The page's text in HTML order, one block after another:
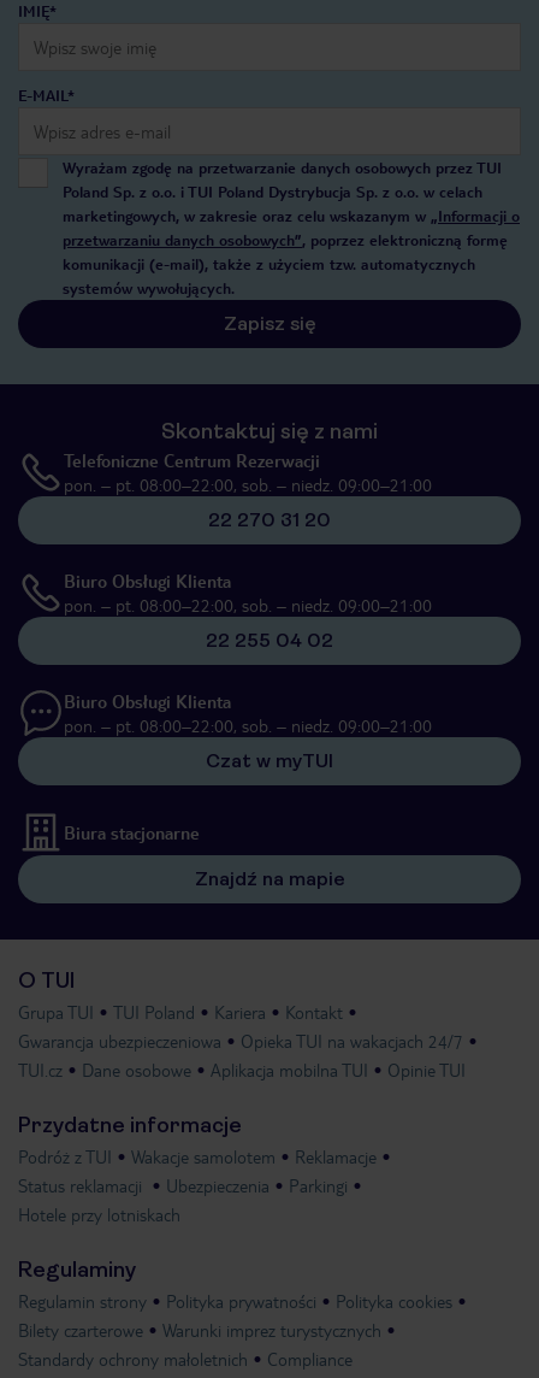
IMIĘ*
E-MAIL*
Wyrażam zgodę na przetwarzanie danych osobowych przez TUI
Poland Sp. z o.o. i TUI Poland Dystrybucja Sp. z o.o. w celach
marketingowych, w zakresie oraz celu wskazanym w „Informacji o
przetwarzaniu danych osobowych”, poprzez elektroniczną formę
komunikacji (e-mail), także z użyciem tzw. automatycznych
systemów wywołujących.
Zapisz się
Skontaktuj się z nami
Telefoniczne Centrum Rezerwacji
pon. – pt. 08:00–22:00, sob. – niedz. 09:00–21:00
22 270 31 20
Biuro Obsługi Klienta
pon. – pt. 08:00–22:00, sob. – niedz. 09:00–21:00
22 255 04 02
Biuro Obsługi Klienta
pon. – pt. 08:00–22:00, sob. – niedz. 09:00–21:00
Czat w myTUI
Biura stacjonarne
Znajdź na mapie
O TUI
Grupa TUI TUI Poland Kariera
Kontakt
Gwarancja ubezpieczeniowa
Opieka TUI na wakacjach 24/7
TUI.cz
Dane osobowe Aplikacja mobilna TUI Opinie TUI
Przydatne informacje
Podróż z TUI Wakacje samolotem
Reklamacje
Status reklamacji
Ubezpieczenia
Parkingi
Hotele przy lotniskach
Regulaminy
Regulamin strony Polityka prywatności
Polityka cookies
Bilety czarterowe
Warunki imprez turystycznych
Standardy ochrony małoletnich
Compliance